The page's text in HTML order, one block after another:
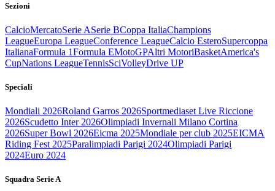
Sezioni
CalcioMercatoSerie ASerie BCoppa ItaliaChampions
LeagueEuropa LeagueConference LeagueCalcio EsteroSupercoppa
ItalianaFormula 1Formula EMotoGPAltri MotoriBasketAmerica's
CupNations LeagueTennisSciVolleyDrive UP
Speciali
Mondiali 2026Roland Garros 2026Sportmediaset Live Riccione
2026Scudetto Inter 2026Olimpiadi Invernali Milano Cortina
2026Super Bowl 2026Eicma 2025Mondiale per club 2025EICMA
Riding Fest 2025Paralimpiadi Parigi 2024Olimpiadi Parigi
2024Euro 2024
Squadra Serie A